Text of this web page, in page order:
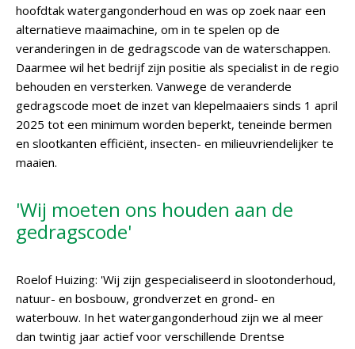
hoofdtak watergangonderhoud en was op zoek naar een
alternatieve maaimachine, om in te spelen op de
veranderingen in de gedragscode van de waterschappen.
Daarmee wil het bedrijf zijn positie als specialist in de regio
behouden en versterken. Vanwege de veranderde
gedragscode moet de inzet van klepelmaaiers sinds 1 april
2025 tot een minimum worden beperkt, teneinde bermen
en slootkanten efficiënt, insecten- en milieuvriendelijker te
maaien.
'Wij moeten ons houden aan de
gedragscode'
Roelof Huizing: 'Wij zijn gespecialiseerd in slootonderhoud,
natuur- en bosbouw, grondverzet en grond- en
waterbouw. In het watergangonderhoud zijn we al meer
dan twintig jaar actief voor verschillende Drentse